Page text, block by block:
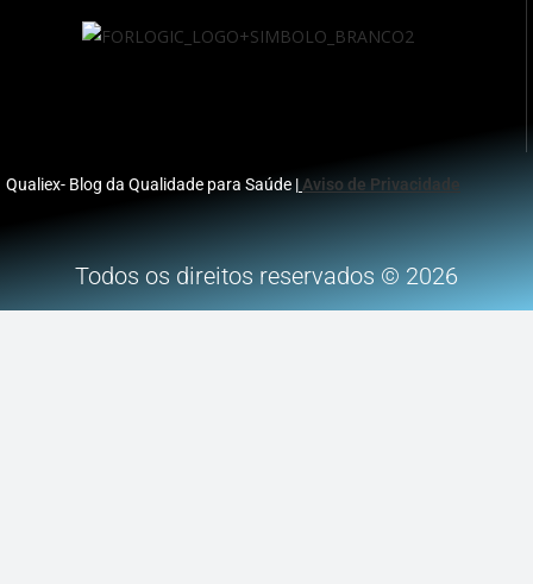
Qualiex- Blog da Qualidade para Saúde | Aviso de Privacidade
Todos os direitos reservados © 2026